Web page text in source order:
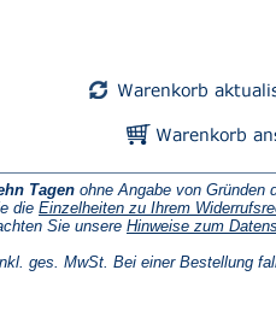
Tagen ohne Angabe von Gründen
die Einzelheiten zu Ihrem
Sie unsere Hinweise zum
ges. MwSt. Bei einer Bestellung